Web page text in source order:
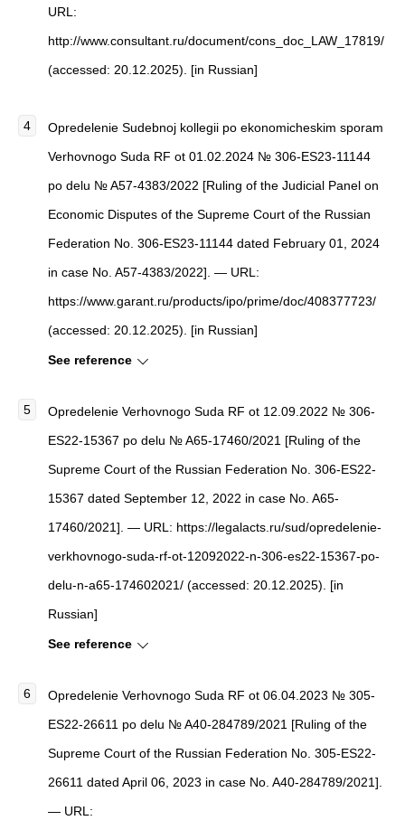
URL:
http://www.consultant.ru/document/cons_doc_LAW_17819/
(accessed: 20.12.2025). [in Russian]
Opredelenie Sudebnoj kollegii po ekonomicheskim sporam
Verhovnogo Suda RF ot 01.02.2024 № 306-ES23-11144
po delu № A57-4383/2022 [Ruling of the Judicial Panel on
Economic Disputes of the Supreme Court of the Russian
Federation No. 306-ES23-11144 dated February 01, 2024
in case No. A57-4383/2022]. — URL:
https://www.garant.ru/products/ipo/prime/doc/408377723/
(accessed: 20.12.2025). [in Russian]
See reference
Opredelenie Verhovnogo Suda RF ot 12.09.2022 № 306-
ES22-15367 po delu № A65-17460/2021 [Ruling of the
Supreme Court of the Russian Federation No. 306-ES22-
15367 dated September 12, 2022 in case No. A65-
17460/2021]. — URL: https://legalacts.ru/sud/opredelenie-
verkhovnogo-suda-rf-ot-12092022-n-306-es22-15367-po-
delu-n-a65-174602021/ (accessed: 20.12.2025). [in
Russian]
See reference
Opredelenie Verhovnogo Suda RF ot 06.04.2023 № 305-
ES22-26611 po delu № A40-284789/2021 [Ruling of the
Supreme Court of the Russian Federation No. 305-ES22-
26611 dated April 06, 2023 in case No. A40-284789/2021].
— URL: